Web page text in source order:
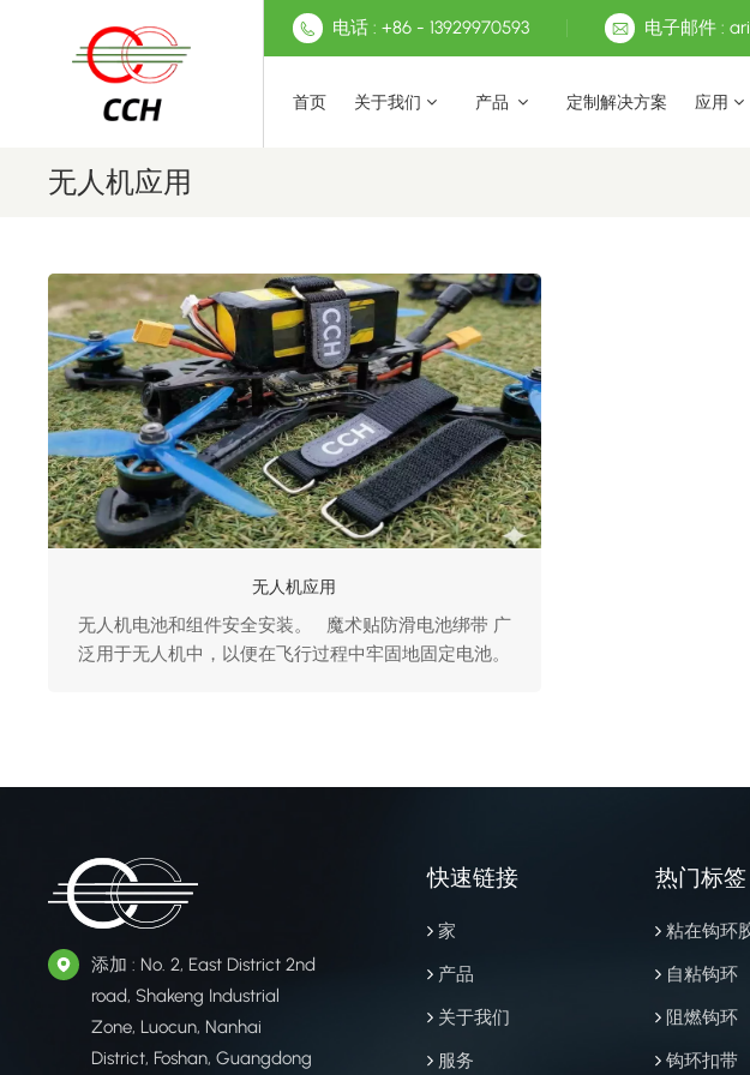
电话 : +86 - 13929970593 电子邮件 :
首页 关于我们 产品 定制解决方案 应用
无人机应用
无人机应用
无人机电池和组件安全安装。 魔术贴防滑电池绑带 广
泛用于无人机中，以便在飞行过程中牢固地固定电池。
添加 : No. 2, East District 2nd
road, Shakeng Industrial
Zone, Luocun, Nanhai
District, Foshan, Guangdong
快速链接
家
产品
关于我们
服务
热门标签
粘在钩环
自粘钩环
阻燃钩环
钩环扣带